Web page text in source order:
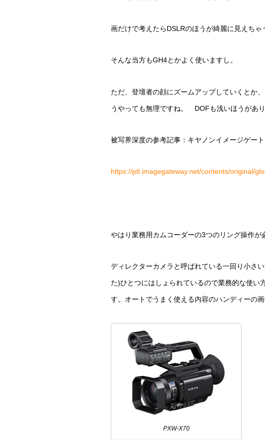
画だけで考えたらDSLRのほうが綺麗に見えちゃ
そんな当方もGH4とかよく使いますし。
ただ、登壇者の顔にズームアップしていくとか
うやっても無理ですね。 DOFも浅いほうがあり
被写界深度の参考記事：キヤノンイメージゲー
https://ptl.imagegateway.net/contents/original/
やはり業務用カムコーダーの3つのリング操作が
ディレクターカメラと呼ばれている一回り小さ
た)ひとつにはしょられているので業務的な使
す。オートでうまく使える内容のハンディーの
PXW-X70